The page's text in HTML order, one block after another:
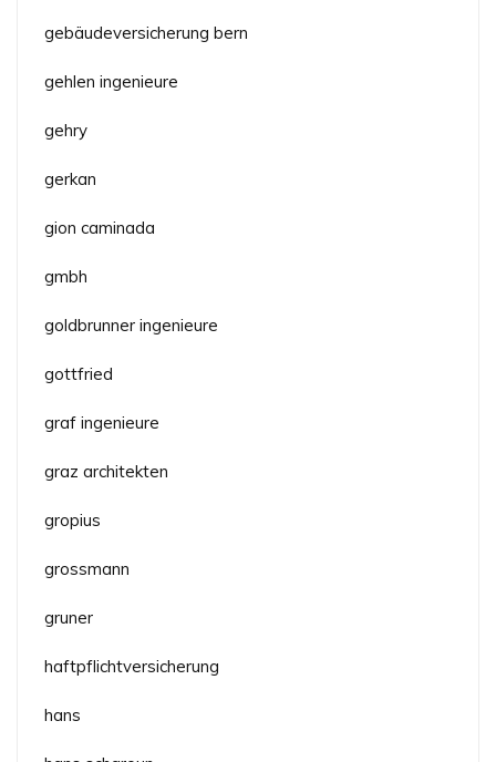
gebäudeversicherung bern
gehlen ingenieure
gehry
gerkan
gion caminada
gmbh
goldbrunner ingenieure
gottfried
graf ingenieure
graz architekten
gropius
grossmann
gruner
haftpflichtversicherung
hans